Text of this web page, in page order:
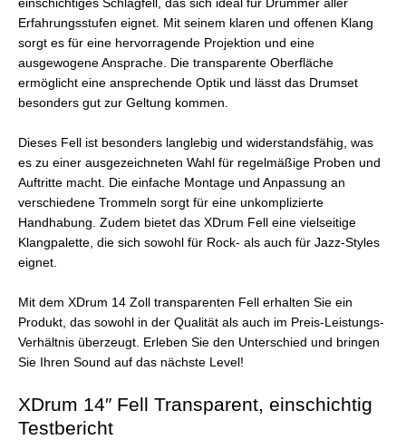
einschichtiges Schlagfell, das sich ideal für Drummer aller
Erfahrungsstufen eignet. Mit seinem klaren und offenen Klang
sorgt es für eine hervorragende Projektion und eine
ausgewogene Ansprache. Die transparente Oberfläche
ermöglicht eine ansprechende Optik und lässt das Drumset
besonders gut zur Geltung kommen.
Dieses Fell ist besonders langlebig und widerstandsfähig, was
es zu einer ausgezeichneten Wahl für regelmäßige Proben und
Auftritte macht. Die einfache Montage und Anpassung an
verschiedene Trommeln sorgt für eine unkomplizierte
Handhabung. Zudem bietet das XDrum Fell eine vielseitige
Klangpalette, die sich sowohl für Rock- als auch für Jazz-Styles
eignet.
Mit dem XDrum 14 Zoll transparenten Fell erhalten Sie ein
Produkt, das sowohl in der Qualität als auch im Preis-Leistungs-
Verhältnis überzeugt. Erleben Sie den Unterschied und bringen
Sie Ihren Sound auf das nächste Level!
XDrum 14″ Fell Transparent, einschichtig
Testbericht